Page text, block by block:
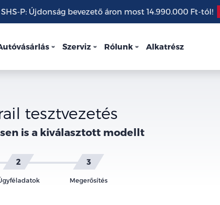
P: Újdonság bevezető áron most 14.990.000 Ft-tól!
Szerviz Rólunk Alkatrész
tesztvezetés
is a kiválasztott modellt
Megerősítés